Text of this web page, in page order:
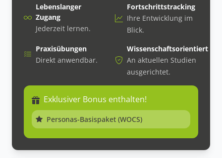
Lebenslanger
Zugang
Jederzeit lernen.
Fortschrittstracking
Ihre Entwicklung im
Blick.
Praxisübungen
Direkt anwendbar.
Wissenschaftsorientiert
An aktuellen Studien
ausgerichtet.
Exklusiver Bonus enthalten!
Personas-Basispaket (WOCS)